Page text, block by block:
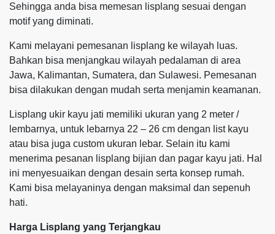
Sehingga anda bisa memesan lisplang sesuai dengan
motif yang diminati.
Kami melayani pemesanan lisplang ke wilayah luas.
Bahkan bisa menjangkau wilayah pedalaman di area
Jawa, Kalimantan, Sumatera, dan Sulawesi. Pemesanan
bisa dilakukan dengan mudah serta menjamin keamanan.
Lisplang ukir kayu jati memiliki ukuran yang 2 meter /
lembarnya, untuk lebarnya 22 – 26 cm dengan list kayu
atau bisa juga custom ukuran lebar. Selain itu kami
menerima pesanan lisplang bijian dan pagar kayu jati. Hal
ini menyesuaikan dengan desain serta konsep rumah.
Kami bisa melayaninya dengan maksimal dan sepenuh
hati.
Harga Lisplang yang Terjangkau